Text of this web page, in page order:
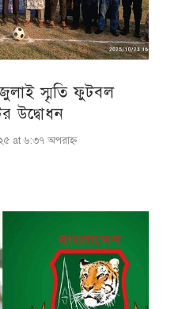
স্মৃতি ফুটবল
উদ্বোধন
at ৬:৩৭ অপরাহ্ণ